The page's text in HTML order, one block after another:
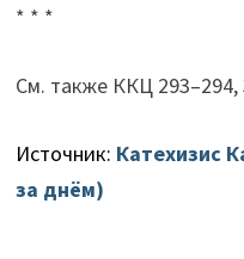
* * *
См. также ККЦ 293–294,
Источник: Катехизис
за днём)